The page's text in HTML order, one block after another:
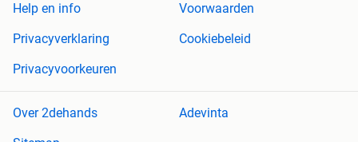
Help en info
Voorwaarden
Privacyverklaring
Cookiebeleid
Privacyvoorkeuren
Over 2dehands
Adevinta